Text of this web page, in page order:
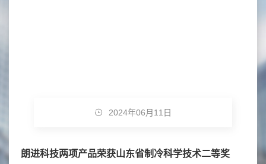
2024年06月11日
朗进科技两项产品荣获山东省制冷科学技术二等奖